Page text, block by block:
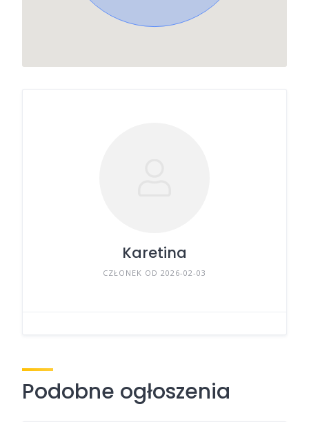
Karetina
CZŁONEK OD 2026-02-03
Podobne ogłoszenia